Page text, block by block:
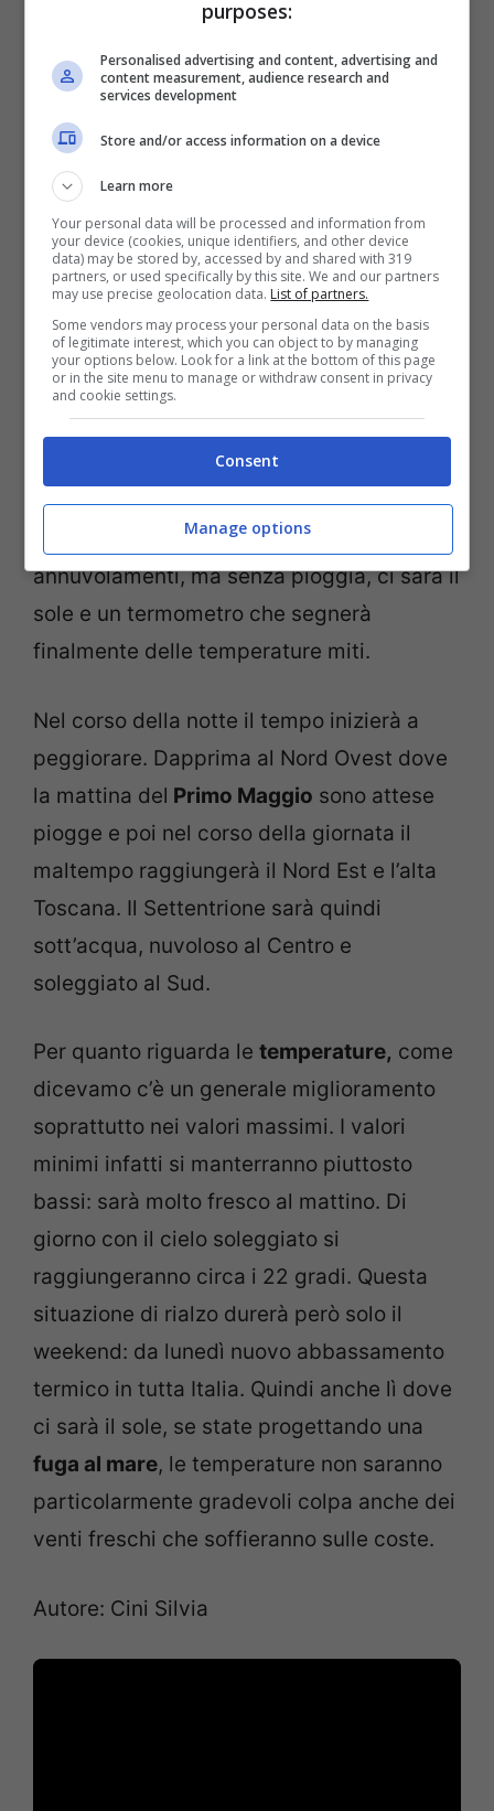
Nella giornata di sabato 29
perturbazione lascerà l’Italia ma avremo
ancora delle piogge in mattinata sulla
costa dell’Emilia Romagna. Piogge più
consistenti che si alterneranno a cielo
nuvoloso le avremo per tutta la giornata su
Puglia, Campania, Basilicata e Calabria.
Sul resto d’Italia invece sarà asciutto e
soleggiato.
Un miglioramento netto lo avremo
domenicadove ovunque in Italia avremo
tempo asciutto e per gran parte
soleggiato. Tranne sul Piemonte e la
Liguria dove ci saranno degli
annuvolamenti, ma senza pioggia, ci sarà il
sole e un termometro che segnerà
finalmente delle temperature miti.
Nel corso della notte il tempo inizierà a
peggiorare. Dapprima al Nord Ovest dove
la mattina del Primo Maggio sono attese
piogge e poi nel corso della giornata il
maltempo raggiungerà il Nord Est e l’alta
Toscana. Il Settentrione sarà quindi
sott’acqua, nuvoloso al Centro e
soleggiato al Sud.
Per quanto riguarda le temperature, come
dicevamo c’è un generale miglioramento
soprattutto nei valori massimi. I valori
minimi infatti si manterranno piuttosto
bassi: sarà molto fresco al mattino. Di
giorno con il cielo soleggiato si
raggiungeranno circa i 22 gradi. Questa
situazione di rialzo durerà però solo il
weekend: da lunedì nuovo abbassamento
termico in tutta Italia. Quindi anche lì dove
ci sarà il sole, se state progettando una
fuga al mare, le temperature non saranno
particolarmente gradevoli colpa anche dei
venti freschi che soffieranno sulle coste.
Autore: Cini Silvia
purposes:
Personalised advertising and content, advertising and
content measurement, audience research and
services development
Store and/or access information on a device
Learn more
Your personal data will be processed and information from
your device (cookies, unique identifiers, and other device
data) may be stored by, accessed by and shared with 319
partners, or used specifically by this site. We and our partners
may use precise geolocation data. List of partners.
Some vendors may process your personal data on the basis
of legitimate interest, which you can object to by managing
your options below. Look for a link at the bottom of this page
or in the site menu to manage or withdraw consent in privacy
and cookie settings.
Consent
Manage options